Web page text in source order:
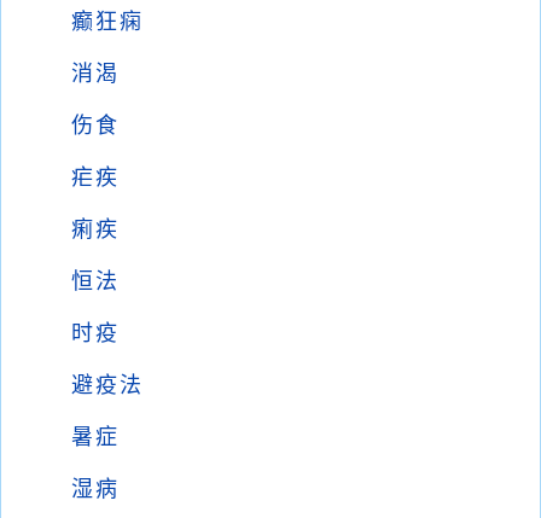
癫狂痫
消渴
伤食
疟疾
痢疾
恒法
时疫
避疫法
暑症
湿病